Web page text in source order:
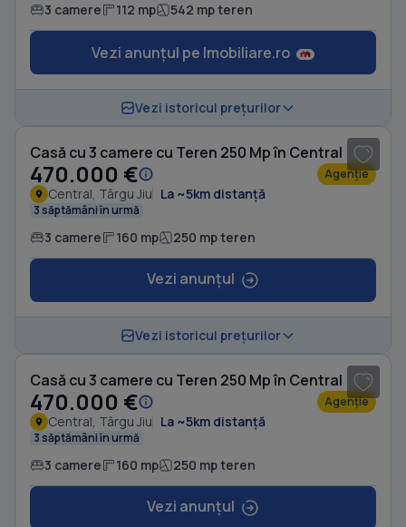
3 camere 112 mp 542 mp teren
Vezi anunțul pe Imobiliare.ro
Vezi istoricul prețurilor
Casă cu 3 camere cu Teren 250 Mp în Central
470.000 € Agenție
Central, Târgu Jiu La ~5km distanță
3 săptămâni în urmă
3 camere 160 mp 250 mp teren
Vezi anunțul
Vezi istoricul prețurilor
Casă cu 3 camere cu Teren 250 Mp în Central
470.000 € Agenție
Central, Târgu Jiu La ~5km distanță
3 săptămâni în urmă
3 camere 160 mp 250 mp teren
Vezi anunțul